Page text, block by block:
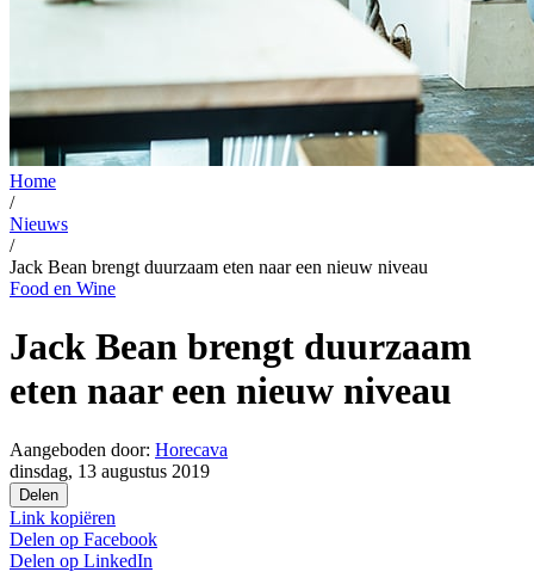
Home
/
Nieuws
/
Jack Bean brengt duurzaam eten naar een nieuw niveau
Food en Wine
Jack Bean brengt duurzaam
eten naar een nieuw niveau
Aangeboden door: Horecava
dinsdag, 13 augustus 2019
Delen
Link kopiëren
Delen op Facebook
Delen op LinkedIn